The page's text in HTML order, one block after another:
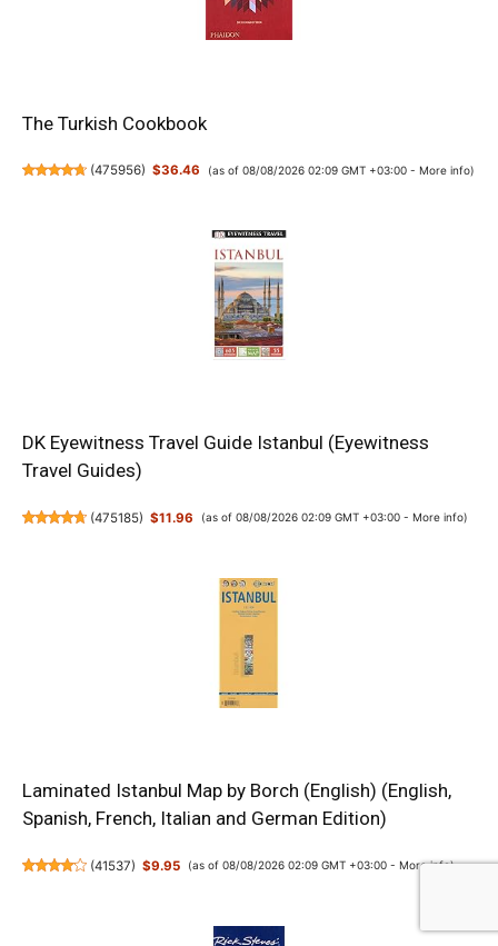
The Turkish Cookbook
(475956) $36.46 (as of 08/08/2026 02:09 GMT +03:00 - More info)
DK Eyewitness Travel Guide Istanbul (Eyewitness
Travel Guides)
(475185) $11.96 (as of 08/08/2026 02:09 GMT +03:00 - More info)
Laminated Istanbul Map by Borch (English) (English,
Spanish, French, Italian and German Edition)
(41537) $9.95 (as of 08/08/2026 02:09 GMT +03:00 - More info)